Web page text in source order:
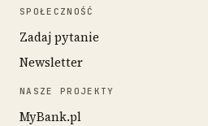
SPOŁECZNOŚĆ
Zadaj pytanie
Newsletter
NASZE PROJEKTY
MyBank.pl